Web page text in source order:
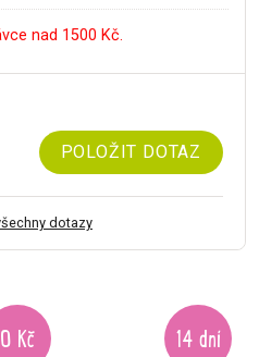
nad 1500 Kč.
POLOŽIT DOTAZ
dotazy
0 Kč 14 dní